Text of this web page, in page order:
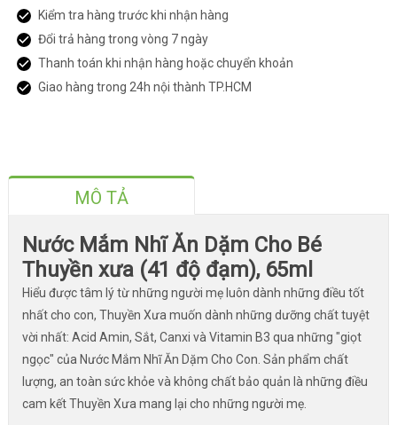
Kiểm tra hàng trước khi nhận hàng
Đổi trả hàng trong vòng 7 ngày
Thanh toán khi nhận hàng hoặc chuyển khoản
Giao hàng trong 24h nội thành TP.HCM
MÔ TẢ
Nước Mắm Nhĩ Ăn Dặm Cho Bé
Thuyền xưa (41 độ đạm), 65ml
Hiểu được tâm lý từ những người mẹ luôn dành những điều tốt
nhất cho con, Thuyền Xưa muốn dành những dưỡng chất tuyệt
vời nhất: Acid Amin, Sắt, Canxi và Vitamin B3 qua những "giọt
ngọc" của Nước Mắm Nhĩ Ăn Dặm Cho Con. Sản phẩm chất
lượng, an toàn sức khỏe và không chất bảo quản là những điều
cam kết Thuyền Xưa mang lại cho những người mẹ.